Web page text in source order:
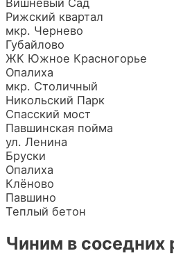
Вишнёвый Сад
Рижский квартал
мкр. Чернево
Губайлово
ЖК Южное Красногорье
Опалиха
мкр. Столичный
Никольский Парк
Спасский мост
Павшинская пойма
ул. Ленина
Бруски
Опалиха
Клёново
Павшино
Теплый бетон
Чиним в соседних